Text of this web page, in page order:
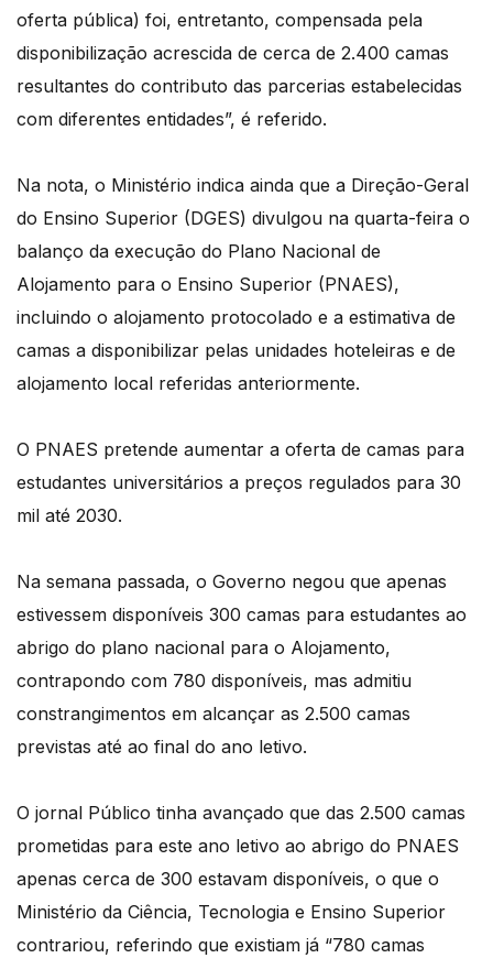
oferta pública) foi, entretanto, compensada pela
disponibilização acrescida de cerca de 2.400 camas
resultantes do contributo das parcerias estabelecidas
com diferentes entidades”, é referido.
Na nota, o Ministério indica ainda que a Direção-Geral
do Ensino Superior (DGES) divulgou na quarta-feira o
balanço da execução do Plano Nacional de
Alojamento para o Ensino Superior (PNAES),
incluindo o alojamento protocolado e a estimativa de
camas a disponibilizar pelas unidades hoteleiras e de
alojamento local referidas anteriormente.
O PNAES pretende aumentar a oferta de camas para
estudantes universitários a preços regulados para 30
mil até 2030.
Na semana passada, o Governo negou que apenas
estivessem disponíveis 300 camas para estudantes ao
abrigo do plano nacional para o Alojamento,
contrapondo com 780 disponíveis, mas admitiu
constrangimentos em alcançar as 2.500 camas
previstas até ao final do ano letivo.
O jornal Público tinha avançado que das 2.500 camas
prometidas para este ano letivo ao abrigo do PNAES
apenas cerca de 300 estavam disponíveis, o que o
Ministério da Ciência, Tecnologia e Ensino Superior
contrariou, referindo que existiam já “780 camas